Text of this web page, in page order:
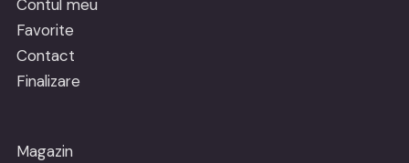
Contul meu
Favorite
Contact
Finalizare
Magazin